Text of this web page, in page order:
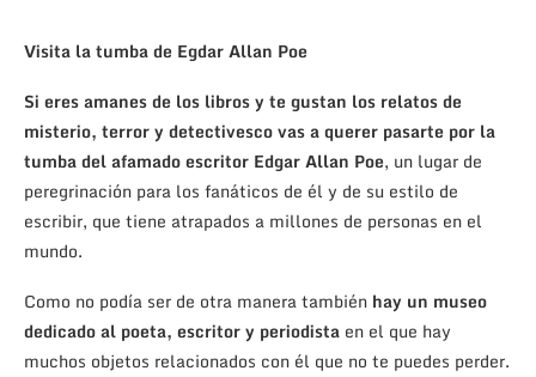
Visita la tumba de Egdar Allan Poe
Si eres amanes de los libros y te gustan los relatos de
misterio, terror y detectivesco vas a querer pasarte por la
tumba del afamado escritor Edgar Allan Poe, un lugar de
peregrinación para los fanáticos de él y de su estilo de
escribir, que tiene atrapados a millones de personas en el
mundo.
Como no podía ser de otra manera también hay un museo
dedicado al poeta, escritor y periodista en el que hay
muchos objetos relacionados con él que no te puedes perder.